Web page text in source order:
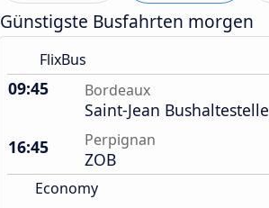
Günstigste Busfahrten morgen
FlixBus
09:45 Bordeaux
Saint-Jean Bushaltestelle
16:45
Perpignan
ZOB
Economy